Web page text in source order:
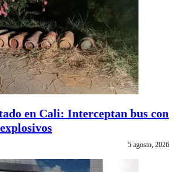
en Cali: Interceptan bus con
5 agosto, 2026